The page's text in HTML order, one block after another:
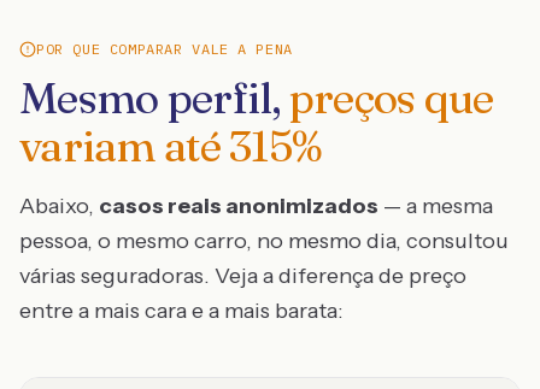
POR QUE COMPARAR VALE A PENA
Mesmo perfil, preços que
variam até315%
Abaixo, casos reais anonimizados — a mesma
pessoa, o mesmo carro, no mesmo dia, consultou
várias seguradoras. Veja a diferença de preço
entre a mais cara e a mais barata: